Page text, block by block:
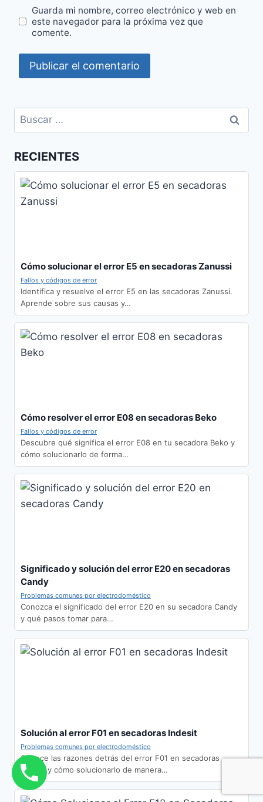
Guarda mi nombre, correo electrónico y web en
este navegador para la próxima vez que
comente.
Buscar:
RECIENTES
Cómo solucionar el error E5 en secadoras Zanussi
Fallos y códigos de error
Identifica y resuelve el error E5 en las secadoras Zanussi.
Aprende sobre sus causas y…
Cómo resolver el error E08 en secadoras Beko
Fallos y códigos de error
Descubre qué significa el error E08 en tu secadora Beko y
cómo solucionarlo de forma…
Significado y solución del error E20 en secadoras
Candy
Problemas comunes por electrodoméstico
Conozca el significado del error E20 en su secadora Candy
y qué pasos tomar para…
Solución al error F01 en secadoras Indesit
Problemas comunes por electrodoméstico
Conoce las razones detrás del error F01 en secadoras
Indesit y cómo solucionarlo de manera…